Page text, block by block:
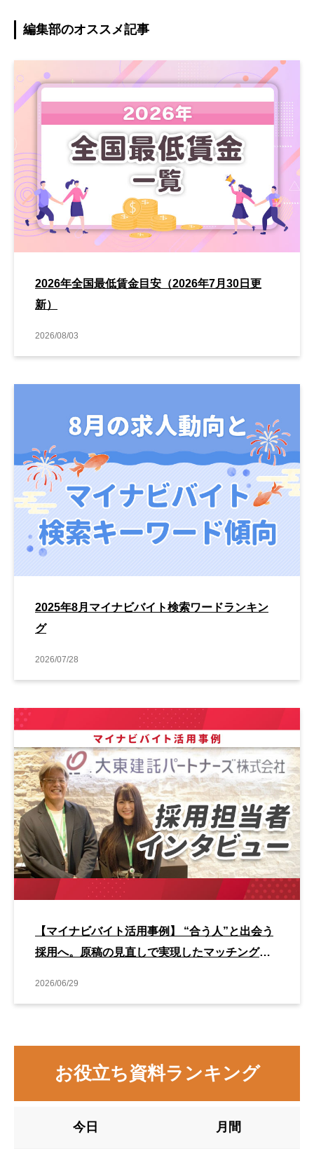
編集部のオススメ記事
2026年全国最低賃金目安（2026年7月30日更
新）
2026/08/03
2025年8月マイナビバイト検索ワードランキン
グ
2026/07/28
【マイナビバイト活用事例】 “合う人”と出会う
採用へ。原稿の見直しで実現したマッチング改
2026/06/29
お役立ち資料ランキング
今日 月間